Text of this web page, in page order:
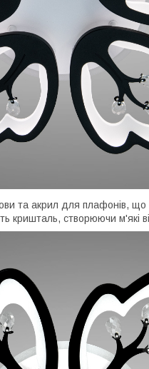
та акрил для плафонів, що
кришталь, створюючи м'які